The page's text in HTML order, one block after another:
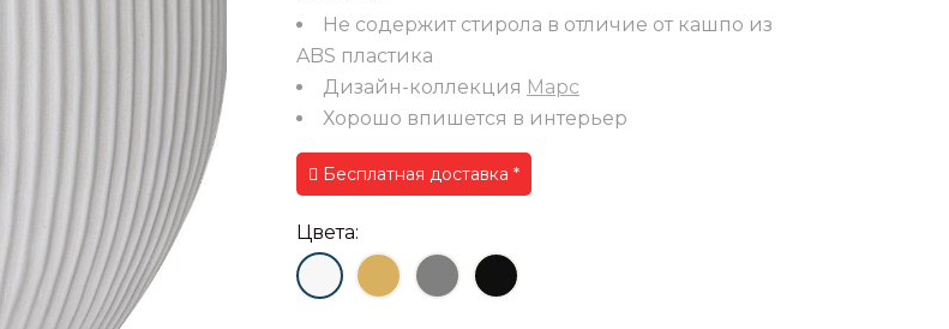
Не содержит стирола в отличие от кашпо из
ABS пластика
Дизайн-коллекция Марс
Хорошо впишется в интерьер
Бесплатная доставка *
Цвета: